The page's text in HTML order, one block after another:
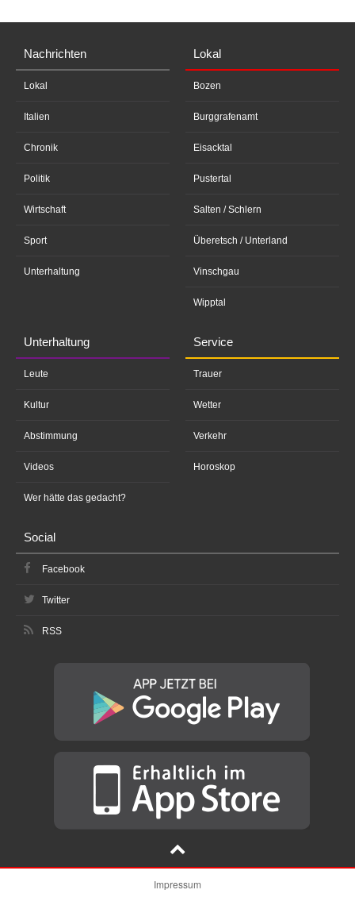
Nachrichten
Lokal
Italien
Chronik
Politik
Wirtschaft
Sport
Unterhaltung
Lokal
Bozen
Burggrafenamt
Eisacktal
Pustertal
Salten / Schlern
Überetsch / Unterland
Vinschgau
Wipptal
Unterhaltung
Leute
Kultur
Abstimmung
Videos
Wer hätte das gedacht?
Service
Trauer
Wetter
Verkehr
Horoskop
Social
Facebook
Twitter
RSS
Impressum